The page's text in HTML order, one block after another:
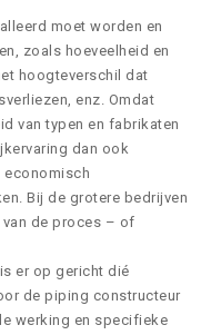
moet worden en
zoals hoeveelheid en
hoogteverschil dat
enz. Omdat
van typen en fabrikaten
dan ook
economisch
Bij de grotere bedrijven
de proces – of
er op gericht dié
de piping constructeur
werking en specifieke